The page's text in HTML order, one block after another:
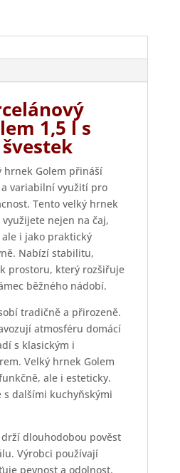
1,5 l s
hrnek Golem přináší
variabilní využití pro
Tento velký hrnek
nejen na čaj,
i jako praktický
Nabízí stabilitu,
prostoru, který rozšiřuje
běžného nádobí.
tradičně a přirozeně.
atmosféru domácí
s klasickým i
Velký hrnek Golem
ale i esteticky.
s dalšími kuchyňskými
dlouhodobou pověst
Výrobci používají
pevnost a odolnost.